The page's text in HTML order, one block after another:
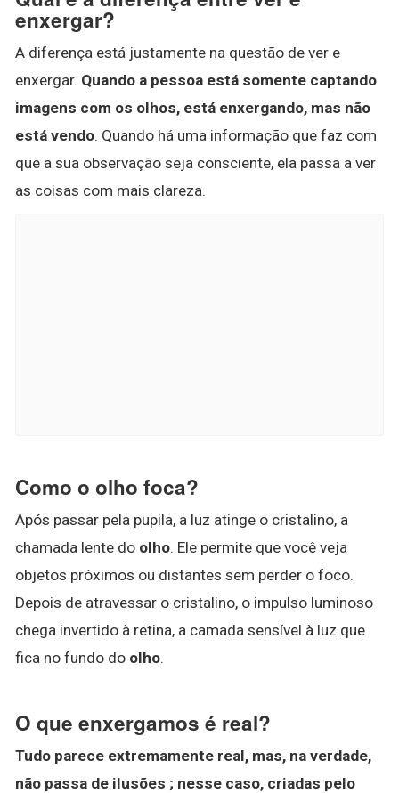
enxergar?
A diferença está justamente na questão de ver e
enxergar. Quando a pessoa está somente captando
imagens com os olhos, está enxergando, mas não
está vendo. Quando há uma informação que faz com
que a sua observação seja consciente, ela passa a ver
as coisas com mais clareza.
Como o olho foca?
Após passar pela pupila, a luz atinge o cristalino, a
chamada lente do olho. Ele permite que você veja
objetos próximos ou distantes sem perder o foco.
Depois de atravessar o cristalino, o impulso luminoso
chega invertido à retina, a camada sensível à luz que
fica no fundo do olho.
O que enxergamos é real?
Tudo parece extremamente real, mas, na verdade,
não passa de ilusões ; nesse caso, criadas pelo